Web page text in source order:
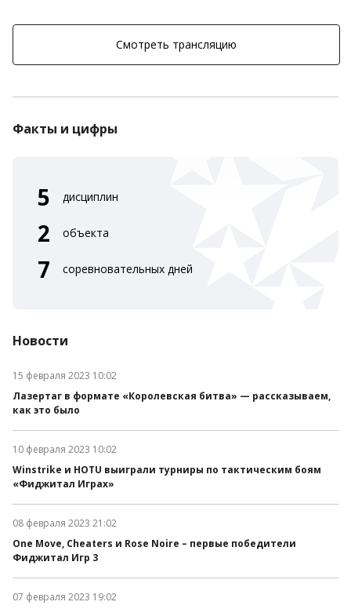
Смотреть трансляцию
Факты и цифры
5 дисциплин
2 объекта
7 соревновательных дней
Новости
Дата публикации:
15 февраля 2023 10:02
Лазертаг в формате «Королевская битва» — рассказываем,
как это было
Дата публикации:
10 февраля 2023 10:02
Winstrike и HOTU выиграли турниры по тактическим боям
«Фиджитал Играх»
Дата публикации:
08 февраля 2023 21:02
One Move, Cheaters и Rose Noire – первые победители
Фиджитал Игр 3
Дата публикации:
07 февраля 2023 19:02